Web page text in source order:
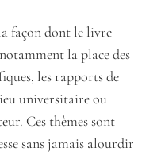
façon dont le livre
la place des
les rapports de
universitaire ou
Ces thèmes sont
sans jamais alourdir